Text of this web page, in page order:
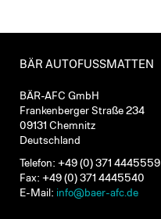
BÄR AUTOFUSSMATTEN
BÄR-AFC GmbH
Frankenberger Straße 234
09131 Chemnitz
Deutschland
Telefon: +49 (0) 371 4445559
Fax: +49 (0) 371 4445540
E-Mail: info@baer-afc.de